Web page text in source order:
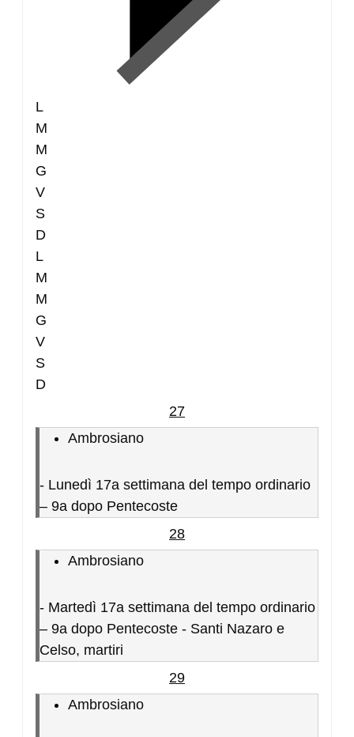
L
M
M
G
V
S
D
L
M
M
G
V
S
D
27
Ambrosiano
- Lunedì 17a settimana del tempo ordinario
– 9a dopo Pentecoste
28
Ambrosiano
- Martedì 17a settimana del tempo ordinario
– 9a dopo Pentecoste - Santi Nazaro e
Celso, martiri
29
Ambrosiano